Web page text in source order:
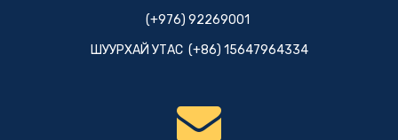
(+976) 92269001
ШУУРХАЙ УТАС (+86) 15647964334